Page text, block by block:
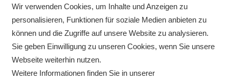
Wir verwenden Cookies, um Inhalte und Anzeigen zu
personalisieren, Funktionen für soziale Medien anbieten zu
können und die Zugriffe auf unsere Website zu analysieren.
Sie geben Einwilligung zu unseren Cookies, wenn Sie unsere
Webseite weiterhin nutzen.
Weitere Informationen finden Sie in unserer